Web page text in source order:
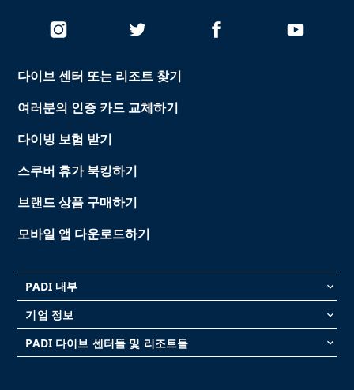
다이브 센터 또는 리조트 찾기
여러분의 인증 카드 교체하기
다이빙 보험 받기
스쿠버 휴가 북킹하기
브랜드 상품 구매하기
모바일 앱 다운로드하기
PADI 내부 keyboard_arrow_down
기업 정보 keyboard_arrow_down
PADI 다이브 센터들 및 리조트들 keyboard_arrow_down